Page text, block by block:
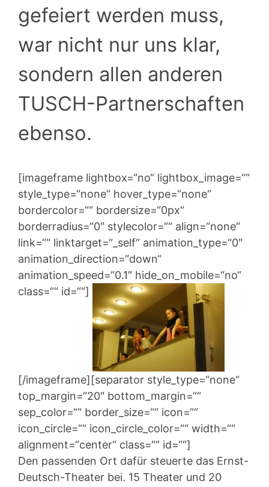
gefeiert werden muss,
war nicht nur uns klar,
sondern allen anderen
TUSCH-Partnerschaften
ebenso.
[imageframe lightbox=“no“ lightbox_image=““
style_type=“none“ hover_type=“none“
bordercolor=““ bordersize=“0px“
borderradius=“0″ stylecolor=““ align=“none“
link=““ linktarget=“_self“ animation_type=“0″
animation_direction=“down“
animation_speed=“0.1″ hide_on_mobile=“no“
class=““ id=““]
[/imageframe][separator style_type=“none“
top_margin=“20″ bottom_margin=““
sep_color=““ border_size=““ icon=““
icon_circle=““ icon_circle_color=““ width=““
alignment=“center“ class=““ id=““]
Den passenden Ort dafür steuerte das Ernst-
Deutsch-Theater bei. 15 Theater und 20